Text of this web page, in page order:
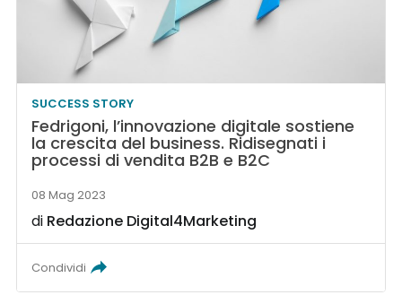
SUCCESS STORY
Fedrigoni, l’innovazione digitale sostiene
la crescita del business. Ridisegnati i
processi di vendita B2B e B2C
08 Mag 2023
di Redazione Digital4Marketing
Condividi